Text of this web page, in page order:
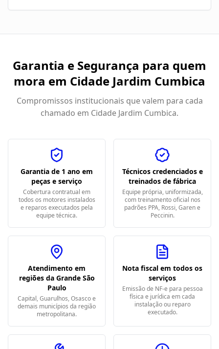
Garantia e Segurança para quem
mora em Cidade Jardim Cumbica
Compromissos institucionais que valem para cada
chamado em Cidade Jardim Cumbica.
Garantia de 1 ano em
peças e serviço
Cobertura contratual em
todos os motores instalados
e reparos executados pela
equipe técnica.
Técnicos credenciados e
treinados de fábrica
Equipe própria, uniformizada,
com treinamento oficial nos
padrões PPA, Rossi, Garen e
Peccinin.
Atendimento em
regiões da Grande São
Paulo
Capital, Guarulhos, Osasco e
demais municípios da região
metropolitana.
Nota fiscal em todos os
serviços
Emissão de NF-e para pessoa
física e jurídica em cada
instalação ou reparo
executado.